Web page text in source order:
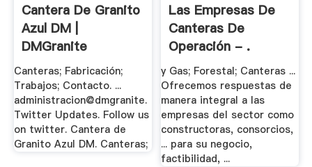
Cantera De Granito
Azul DM |
DMGranite
Canteras; Fabricación;
Trabajos; Contacto. ...
administracion@dmgranite.
Twitter Updates. Follow us
on twitter. Cantera de
Granito Azul DM. Canteras;
Las Empresas De
Canteras De
Operación - .
y Gas; Forestal; Canteras ...
Ofrecemos respuestas de
manera integral a las
empresas del sector como
constructoras, consorcios,
... para su negocio,
factibilidad, ...